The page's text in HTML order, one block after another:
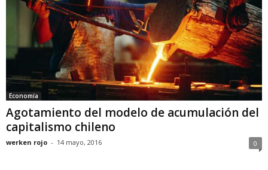
Economía
Agotamiento del modelo de acumulación del
capitalismo chileno
werken rojo - 14 mayo, 2016 0